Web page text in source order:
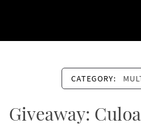
CATEGORY:
Giveaway: